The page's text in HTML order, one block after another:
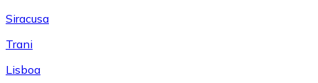
Siracusa
Trani
Lisboa